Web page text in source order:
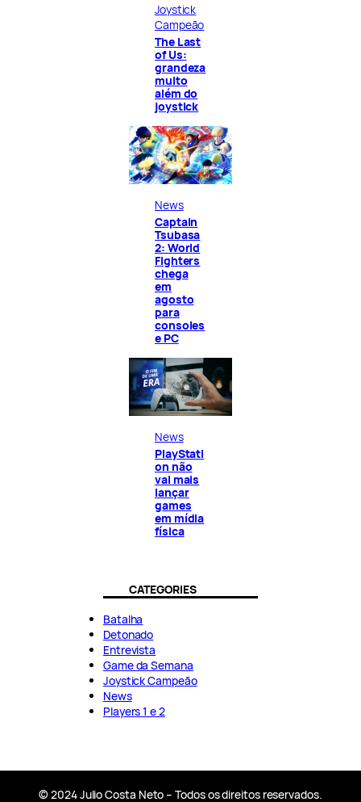
Joystick
Campeão
The Last
of Us:
grandeza
muito
além do
joystick
News
Captain
Tsubasa
2: World
Fighters
chega
em
agosto
para
consoles
e PC
News
PlayStati
on não
vai mais
lançar
games
em mídia
física
CATEGORIES
Batalha
Detonado
Entrevista
Game da Semana
Joystick Campeão
News
Players 1 e 2
© 2024 Julio Costa Neto – Todos os direitos reservados.